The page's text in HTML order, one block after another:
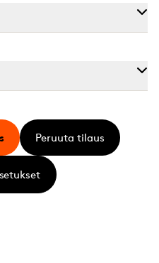
Peruuta tilaus